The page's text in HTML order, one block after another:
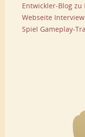
Entwickler-Blog
Webseite
Spiel Gameplay-